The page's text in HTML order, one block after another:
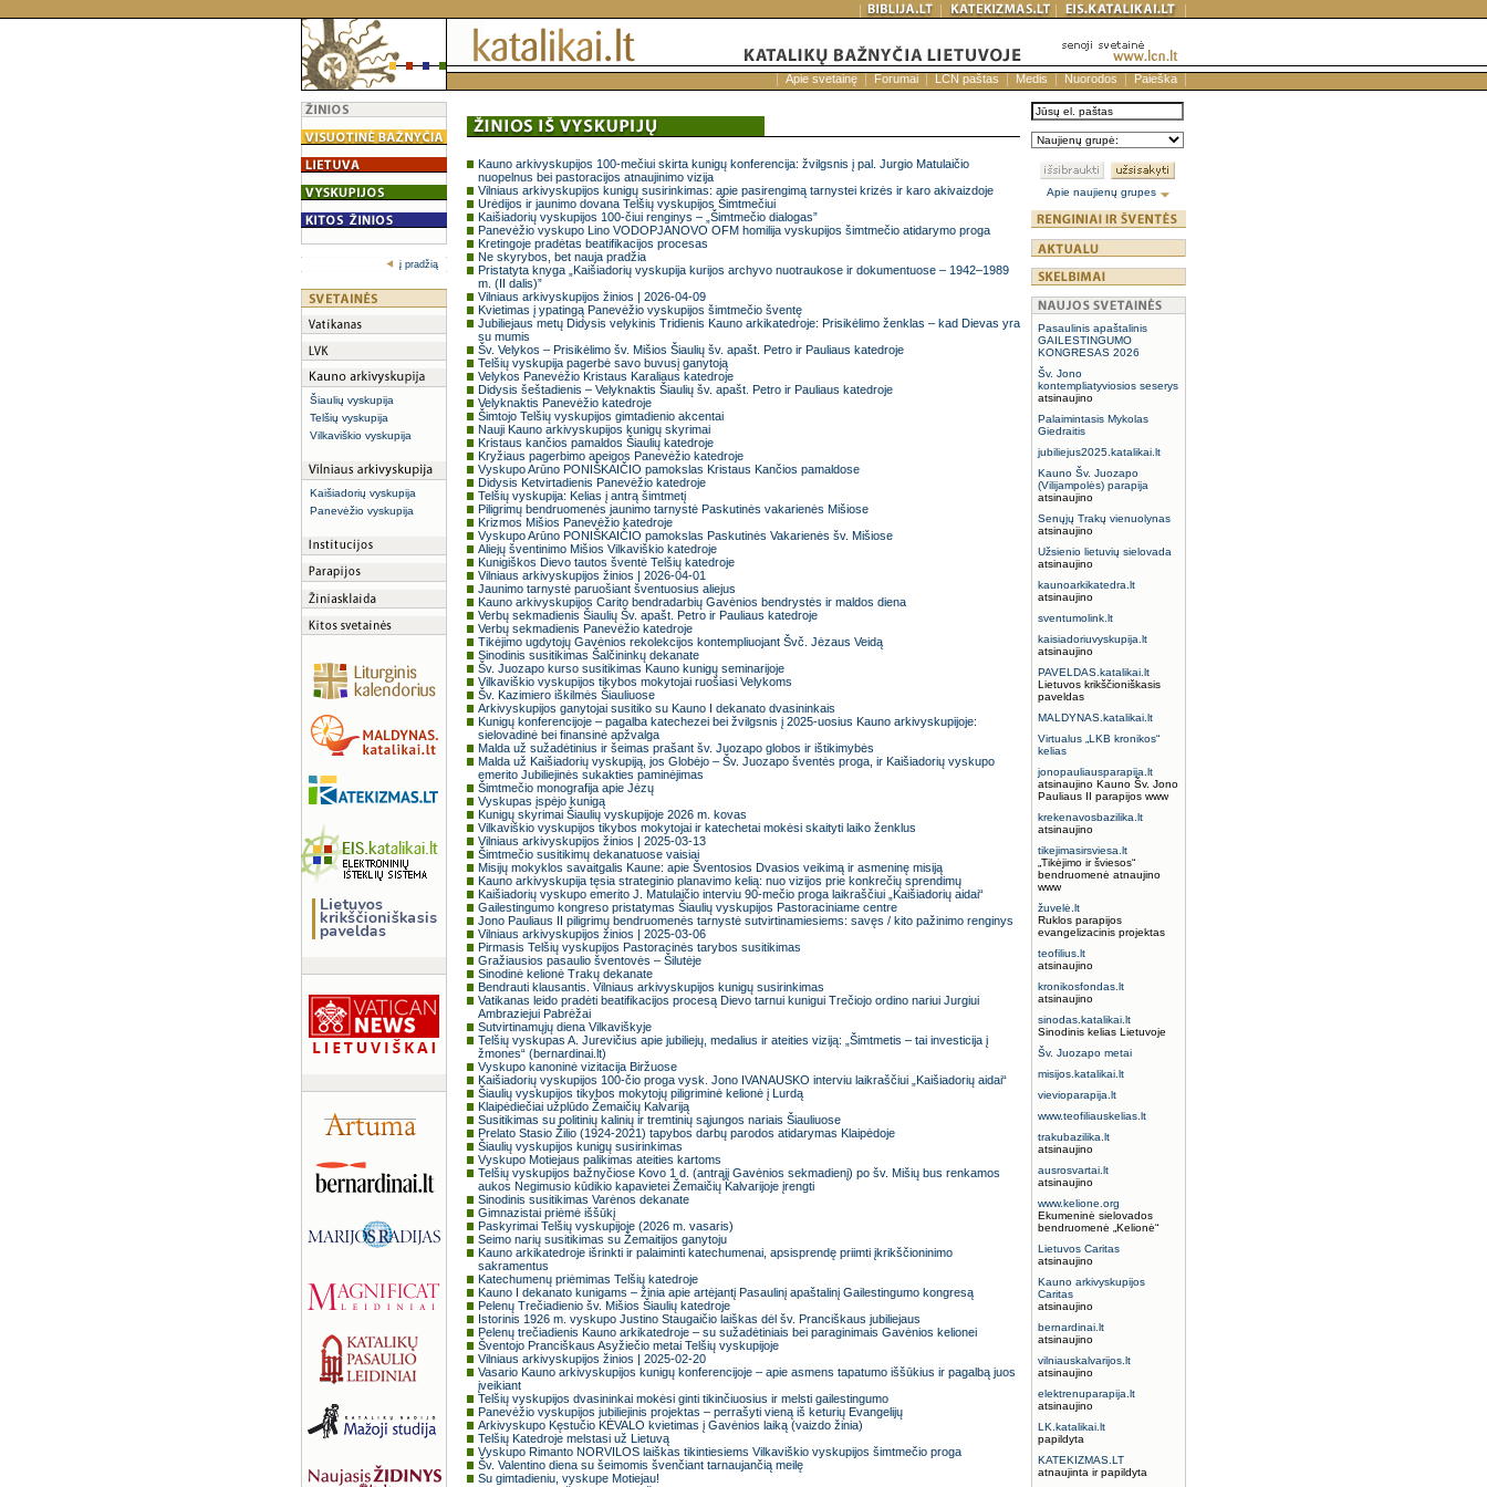
Apie svetainę Forumai LCN paštas Medis Nuorodos Paieška
į pradžią
Šiaulių vyskupija
Telšių vyskupija
Vilkaviškio vyskupija
Kaišiadorių vyskupija
Panevėžio vyskupija
Kauno arkivyskupijos 100-mečiui skirta kunigų konferencija: žvilgsnis į pal. Jurgio Matulaičio
nuopelnus bei pastoracijos atnaujinimo vizija
Vilniaus arkivyskupijos kunigų susirinkimas: apie pasirengimą tarnystei krizės ir karo akivaizdoje
Urėdijos ir jaunimo dovana Telšių vyskupijos Šimtmečiui
Kaišiadorių vyskupijos 100-čiui renginys – „Šimtmečio dialogas”
Panevėžio vyskupo Lino VODOPJANOVO OFM homilija vyskupijos šimtmečio atidarymo proga
Kretingoje pradėtas beatifikacijos procesas
Ne skyrybos, bet nauja pradžia
Pristatyta knyga „Kaišiadorių vyskupija kurijos archyvo nuotraukose ir dokumentuose – 1942–1989
m. (II dalis)”
Vilniaus arkivyskupijos žinios | 2026-04-09
Kvietimas į ypatingą Panevėžio vyskupijos šimtmečio šventę
Jubiliejaus metų Didysis velykinis Tridienis Kauno arkikatedroje: Prisikėlimo ženklas – kad Dievas yra
su mumis
Šv. Velykos – Prisikėlimo šv. Mišios Šiaulių šv. apašt. Petro ir Pauliaus katedroje
Telšių vyskupija pagerbė savo buvusį ganytoją
Velykos Panevėžio Kristaus Karaliaus katedroje
Didysis šeštadienis – Velyknaktis Šiaulių šv. apašt. Petro ir Pauliaus katedroje
Velyknaktis Panevėžio katedroje
Šimtojo Telšių vyskupijos gimtadienio akcentai
Nauji Kauno arkivyskupijos kunigų skyrimai
Kristaus kančios pamaldos Šiaulių katedroje
Kryžiaus pagerbimo apeigos Panevėžio katedroje
Vyskupo Arūno PONIŠKAIČIO pamokslas Kristaus Kančios pamaldose
Didysis Ketvirtadienis Panevėžio katedroje
Telšių vyskupija: Kelias į antrą šimtmetį
Piligrimų bendruomenės jaunimo tarnystė Paskutinės vakarienės Mišiose
Krizmos Mišios Panevėžio katedroje
Vyskupo Arūno PONIŠKAIČIO pamokslas Paskutinės Vakarienės šv. Mišiose
Aliejų šventinimo Mišios Vilkaviškio katedroje
Kunigiškos Dievo tautos šventė Telšių katedroje
Vilniaus arkivyskupijos žinios | 2026-04-01
Jaunimo tarnystė paruošiant šventuosius aliejus
Kauno arkivyskupijos Carito bendradarbių Gavėnios bendrystės ir maldos diena
Verbų sekmadienis Šiaulių Šv. apašt. Petro ir Pauliaus katedroje
Verbų sekmadienis Panevėžio katedroje
Tikėjimo ugdytojų Gavėnios rekolekcijos kontempliuojant Švč. Jėzaus Veidą
Sinodinis susitikimas Šalčininkų dekanate
Šv. Juozapo kurso susitikimas Kauno kunigų seminarijoje
Vilkaviškio vyskupijos tikybos mokytojai ruošiasi Velykoms
Šv. Kazimiero iškilmės Šiauliuose
Arkivyskupijos ganytojai susitiko su Kauno I dekanato dvasininkais
Kunigų konferencijoje – pagalba katechezei bei žvilgsnis į 2025-uosius Kauno arkivyskupijoje:
sielovadinė bei finansinė apžvalga
Malda už sužadėtinius ir šeimas prašant šv. Juozapo globos ir ištikimybės
Malda už Kaišiadorių vyskupiją, jos Globėjo – Šv. Juozapo šventės proga, ir Kaišiadorių vyskupo
emerito Jubiliejinės sukakties paminėjimas
Šimtmečio monografija apie Jėzų
Vyskupas įspėjo kunigą
Kunigų skyrimai Šiaulių vyskupijoje 2026 m. kovas
Vilkaviškio vyskupijos tikybos mokytojai ir katechetai mokėsi skaityti laiko ženklus
Vilniaus arkivyskupijos žinios | 2025-03-13
Šimtmečio susitikimų dekanatuose vaisiai
Misijų mokyklos savaitgalis Kaune: apie Šventosios Dvasios veikimą ir asmeninę misiją
Kauno arkivyskupija tęsia strateginio planavimo kelią: nuo vizijos prie konkrečių sprendimų
Kaišiadorių vyskupo emerito J. Matulaičio interviu 90-mečio proga laikraščiui „Kaišiadorių aidai“
Gailestingumo kongreso pristatymas Šiaulių vyskupijos Pastoraciniame centre
Jono Pauliaus II piligrimų bendruomenės tarnystė sutvirtinamiesiems: savęs / kito pažinimo renginys
Vilniaus arkivyskupijos žinios | 2025-03-06
Pirmasis Telšių vyskupijos Pastoracinės tarybos susitikimas
Gražiausios pasaulio šventovės – Šilutėje
Sinodinė kelionė Trakų dekanate
Bendrauti klausantis. Vilniaus arkivyskupijos kunigų susirinkimas
Vatikanas leido pradėti beatifikacijos procesą Dievo tarnui kunigui Trečiojo ordino nariui Jurgiui
Ambraziejui Pabrėžai
Sutvirtinamųjų diena Vilkaviškyje
Telšių vyskupas A. Jurevičius apie jubiliejų, medalius ir ateities viziją: „Šimtmetis – tai investicija į
žmones“ (bernardinai.lt)
Vyskupo kanoninė vizitacija Biržuose
Kaišiadorių vyskupijos 100-čio proga vysk. Jono IVANAUSKO interviu laikraščiui „Kaišiadorių aidai“
Šiaulių vyskupijos tikybos mokytojų piligriminė kelionė į Lurdą
Klaipėdiečiai užplūdo Žemaičių Kalvariją
Susitikimas su politinių kalinių ir tremtinių sąjungos nariais Šiauliuose
Prelato Stasio Žilio (1924-2021) tapybos darbų parodos atidarymas Klaipėdoje
Šiaulių vyskupijos kunigų susirinkimas
Vyskupo Motiejaus palikimas ateities kartoms
Telšių vyskupijos bažnyčiose Kovo 1 d. (antrąjį Gavėnios sekmadienį) po šv. Mišių bus renkamos
aukos Negimusio kūdikio kapavietei Žemaičių Kalvarijoje įrengti
Sinodinis susitikimas Varėnos dekanate
Gimnazistai priėmė iššūkį
Paskyrimai Telšių vyskupijoje (2026 m. vasaris)
Seimo narių susitikimas su Žemaitijos ganytoju
Kauno arkikatedroje išrinkti ir palaiminti katechumenai, apsisprendę priimti įkrikščioninimo
sakramentus
Katechumenų priėmimas Telšių katedroje
Kauno I dekanato kunigams – žinia apie artėjantį Pasaulinį apaštalinį Gailestingumo kongresą
Pelenų Trečiadienio šv. Mišios Šiaulių katedroje
Istorinis 1926 m. vyskupo Justino Staugaičio laiškas dėl šv. Pranciškaus jubiliejaus
Pelenų trečiadienis Kauno arkikatedroje – su sužadėtiniais bei paraginimais Gavėnios kelionei
Šventojo Pranciškaus Asyžiečio metai Telšių vyskupijoje
Vilniaus arkivyskupijos žinios | 2025-02-20
Vasario Kauno arkivyskupijos kunigų konferencijoje – apie asmens tapatumo iššūkius ir pagalbą juos
įveikiant
Telšių vyskupijos dvasininkai mokėsi ginti tikinčiuosius ir melsti gailestingumo
Panevėžio vyskupijos jubiliejinis projektas – perrašyti vieną iš keturių Evangelijų
Arkivyskupo Kęstučio KĖVALO kvietimas į Gavėnios laiką (vaizdo žinia)
Telšių Katedroje melstasi už Lietuvą
Vyskupo Rimanto NORVILOS laiškas tikintiesiems Vilkaviškio vyskupijos šimtmečio proga
Šv. Valentino diena su šeimomis švenčiant tarnaujančią meilę
Su gimtadieniu, vyskupe Motiejau!
Apie naujienų grupes
Pasaulinis apaštalinis
GAILESTINGUMO
KONGRESAS 2026
Šv. Jono
kontempliatyviosios seserys
atsinaujino
Palaimintasis Mykolas
Giedraitis
jubiliejus2025.katalikai.lt
Kauno Šv. Juozapo
(Vilijampolės) parapija
atsinaujino
Senųjų Trakų vienuolynas
atsinaujino
Užsienio lietuvių sielovada
atsinaujino
kaunoarkikatedra.lt
atsinaujino
sventumolink.lt
kaisiadoriuvyskupija.lt
atsinaujino
PAVELDAS.katalikai.lt
Lietuvos krikščioniškasis
paveldas
MALDYNAS.katalikai.lt
Virtualus „LKB kronikos“
kelias
jonopauliausparapija.lt
atsinaujino Kauno Šv. Jono
Pauliaus II parapijos www
krekenavosbazilika.lt
atsinaujino
tikejimasirsviesa.lt
„Tikėjimo ir šviesos“
bendruomenė atnaujino
www
žuvelė.lt
Ruklos parapijos
evangelizacinis projektas
teofilius.lt
atsinaujino
kronikosfondas.lt
atsinaujino
sinodas.katalikai.lt
Sinodinis kelias Lietuvoje
Šv. Juozapo metai
misijos.katalikai.lt
vievioparapija.lt
www.teofiliauskelias.lt
trakubazilika.lt
atsinaujino
ausrosvartai.lt
atsinaujino
www.kelione.org
Ekumeninė sielovados
bendruomenė „Kelionė“
Lietuvos Caritas
atsinaujino
Kauno arkivyskupijos
Caritas
atsinaujino
bernardinai.lt
atsinaujino
vilniauskalvarijos.lt
atsinaujino
elektrenuparapija.lt
atsinaujino
LK.katalikai.lt
papildyta
KATEKIZMAS.LT
atnaujinta ir papildyta